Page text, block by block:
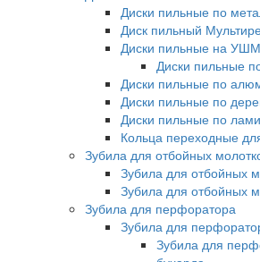
Диски пильные по
Диск пильный
Диски пильные на УШМ
Диски пильные
Диски пильные по
Диски пильные по
Диски пильные по
Кольца переходные
Зубила для отбойных
Зубила для отбойных
Зубила для отбойных
Зубила для перфоратора
Зубила для
Зубила для